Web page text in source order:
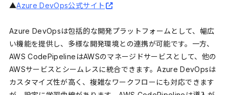
▲Azure DevOps公式サイト
Azure DevOpsは包括的な開発プラットフォームとして、幅広
い機能を提供し、多様な開発環境との連携が可能です。一方、
AWS CodePipelineはAWSのマネージドサービスとして、他の
AWSサービスとシームレスに統合できます。Azure DevOpsは
カスタマイズ性が高く、複雑なワークフローにも対応できます